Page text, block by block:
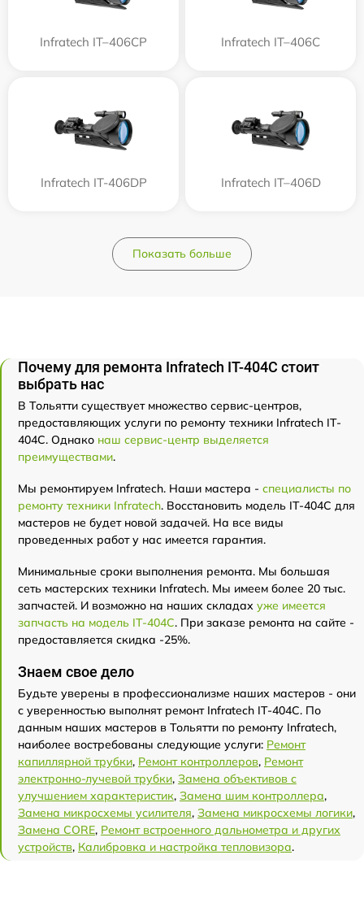
Infratech IT–406СP Infratech IT–406С
Infratech IT-406DP Infratech IT–406D
Показать больше
Почему для ремонта Infratech IT-404C стоит
выбрать нас
В Тольятти существует множество сервис-центров,
предоставляющих услуги по ремонту техники Infratech IT-
404C. Однако наш сервис-центр выделяется
преимуществами.
Мы ремонтируем Infratech. Наши мастера - специалисты по
ремонту техники Infratech. Восстановить модель IT-404C для
мастеров не будет новой задачей. На все виды
проведенных работ у нас имеется гарантия.
Минимальные сроки выполнения ремонта. Мы большая
сеть мастерских техники Infratech. Мы имеем более 20 тыс.
запчастей. И возможно на наших складах уже имеется
запчасть на модель IT-404C. При заказе ремонта на сайте -
предоставляется скидка -25%.
Знаем свое дело
Будьте уверены в профессионализме наших мастеров - они
с уверенностью выполнят ремонт Infratech IT-404C. По
данным наших мастеров в Тольятти по ремонту Infratech,
наиболее востребованы следующие услуги: Ремонт
капиллярной трубки, Ремонт контроллеров, Ремонт
электронно-лучевой трубки, Замена объективов с
улучшением характеристик, Замена шим контроллера,
Замена микросхемы усилителя, Замена микросхемы логики,
Замена CORE, Ремонт встроенного дальнометра и других
устройств, Калибровка и настройка тепловизора.